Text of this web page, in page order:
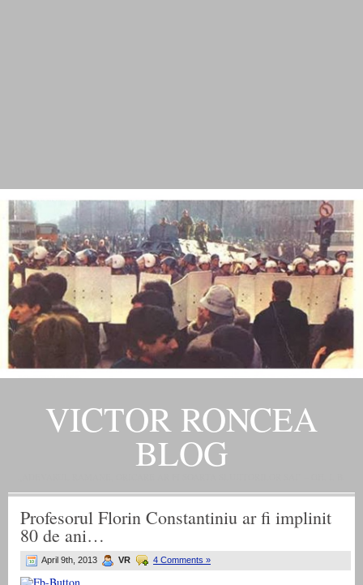
VICTOR RONCEA
BLOG
Profesorul Florin Constantiniu ar fi implinit
80 de ani…
April 9th, 2013 VR 4 Comments »